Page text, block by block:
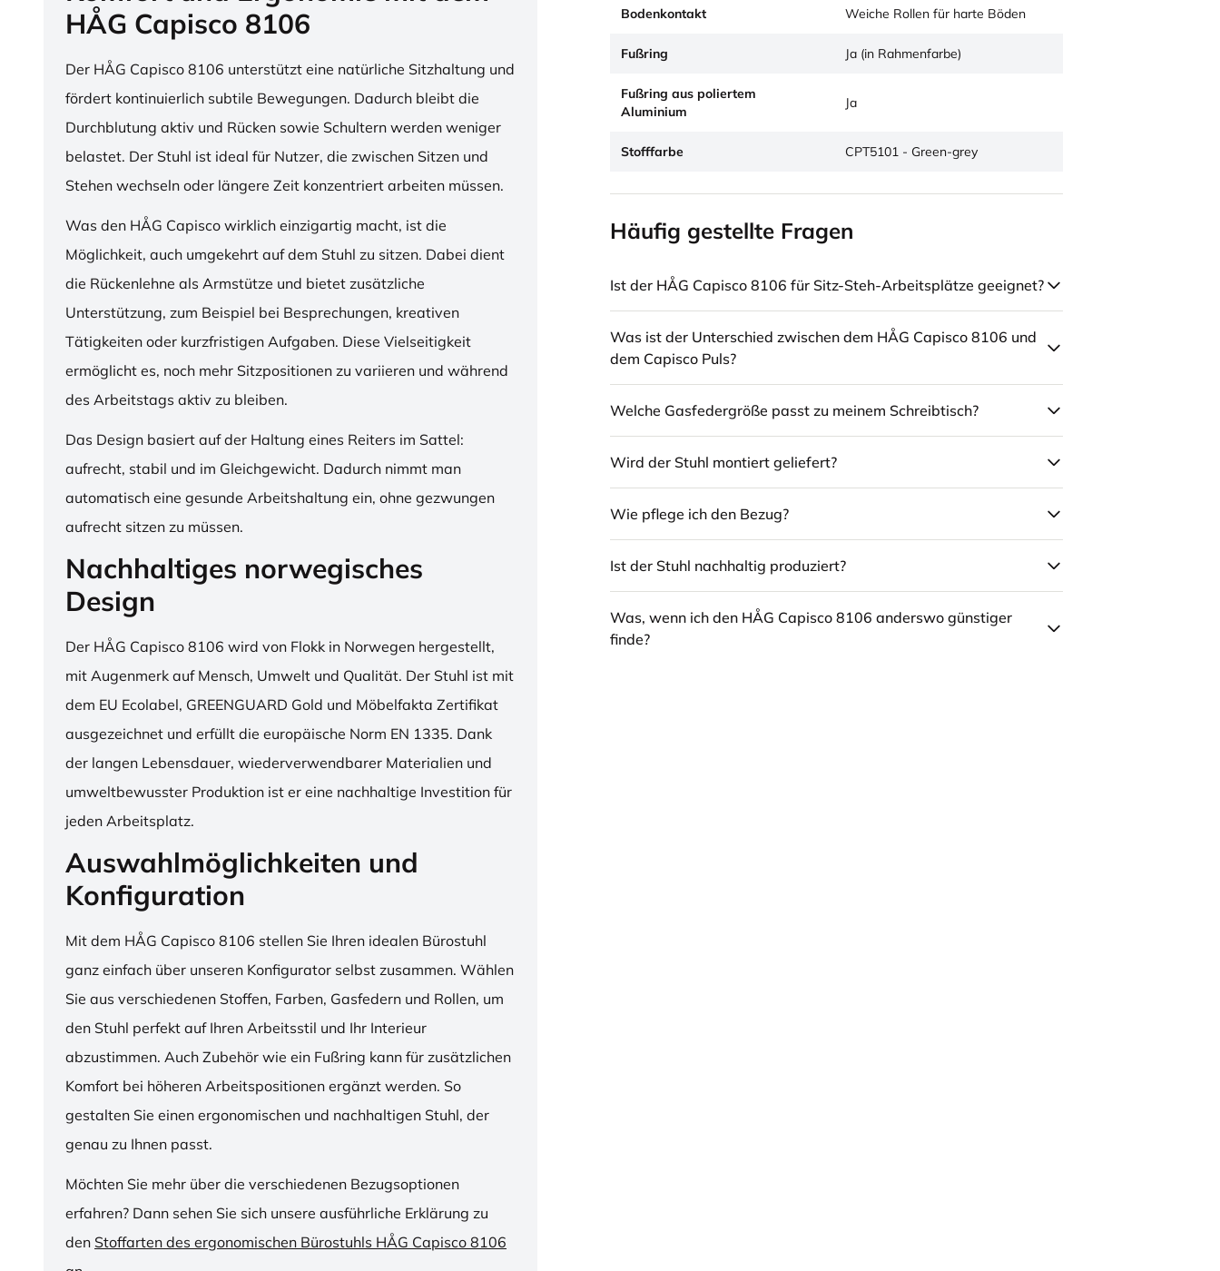
HÅG Capisco 8106
Der HÅG Capisco 8106 unterstützt eine natürliche Sitzhaltung und
fördert kontinuierlich subtile Bewegungen. Dadurch bleibt die
Durchblutung aktiv und Rücken sowie Schultern werden weniger
belastet. Der Stuhl ist ideal für Nutzer, die zwischen Sitzen und
Stehen wechseln oder längere Zeit konzentriert arbeiten müssen.
Was den HÅG Capisco wirklich einzigartig macht, ist die
Möglichkeit, auch umgekehrt auf dem Stuhl zu sitzen. Dabei dient
die Rückenlehne als Armstütze und bietet zusätzliche
Unterstützung, zum Beispiel bei Besprechungen, kreativen
Tätigkeiten oder kurzfristigen Aufgaben. Diese Vielseitigkeit
ermöglicht es, noch mehr Sitzpositionen zu variieren und während
des Arbeitstags aktiv zu bleiben.
Das Design basiert auf der Haltung eines Reiters im Sattel:
aufrecht, stabil und im Gleichgewicht. Dadurch nimmt man
automatisch eine gesunde Arbeitshaltung ein, ohne gezwungen
aufrecht sitzen zu müssen.
Nachhaltiges norwegisches
Design
Der HÅG Capisco 8106 wird von Flokk in Norwegen hergestellt,
mit Augenmerk auf Mensch, Umwelt und Qualität. Der Stuhl ist mit
dem EU Ecolabel, GREENGUARD Gold und Möbelfakta Zertifikat
ausgezeichnet und erfüllt die europäische Norm EN 1335. Dank
der langen Lebensdauer, wiederverwendbarer Materialien und
umweltbewusster Produktion ist er eine nachhaltige Investition für
jeden Arbeitsplatz.
Auswahlmöglichkeiten und
Konfiguration
Mit dem HÅG Capisco 8106 stellen Sie Ihren idealen Bürostuhl
ganz einfach über unseren Konfigurator selbst zusammen. Wählen
Sie aus verschiedenen Stoffen, Farben, Gasfedern und Rollen, um
den Stuhl perfekt auf Ihren Arbeitsstil und Ihr Interieur
abzustimmen. Auch Zubehör wie ein Fußring kann für zusätzlichen
Komfort bei höheren Arbeitspositionen ergänzt werden. So
gestalten Sie einen ergonomischen und nachhaltigen Stuhl, der
genau zu Ihnen passt.
Möchten Sie mehr über die verschiedenen Bezugsoptionen
erfahren? Dann sehen Sie sich unsere ausführliche Erklärung zu
den Stoffarten des ergonomischen Bürostuhls HÅG Capisco 8106
Bodenkontakt Weiche Rollen für harte Böden
Fußring Ja (in Rahmenfarbe)
Fußring aus poliertem
Aluminium
Ja
Stofffarbe CPT5101 - Green-grey
Häufig gestellte Fragen
Ist der HÅG Capisco 8106 für Sitz-Steh-Arbeitsplätze geeignet?
Was ist der Unterschied zwischen dem HÅG Capisco 8106 und
dem Capisco Puls?
Welche Gasfedergröße passt zu meinem Schreibtisch?
Wird der Stuhl montiert geliefert?
Wie pflege ich den Bezug?
Ist der Stuhl nachhaltig produziert?
Was, wenn ich den HÅG Capisco 8106 anderswo günstiger
finde?